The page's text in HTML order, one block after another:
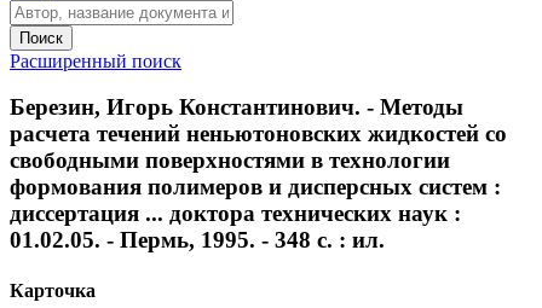
Поиск
Расширенный поиск
Березин, Игорь Константинович. - Методы
расчета течений неньютоновских жидкостей со
свободными поверхностями в технологии
формования полимеров и дисперсных систем :
диссертация ... доктора технических наук :
01.02.05. - Пермь, 1995. - 348 с. : ил.
Карточка